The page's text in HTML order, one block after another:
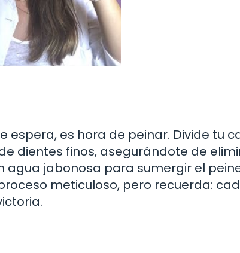
espera, es hora de peinar. Divide tu
dientes finos, asegurándote de
agua jabonosa para sumergir el
meticuloso, pero recuerda: